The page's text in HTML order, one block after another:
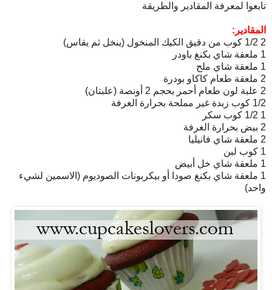
تابعوا لمعرفة المقادير والطريقة
المقادير:
2 1/2 كوب من دقيق الكيك المنخول (ينخل ثم يقاس)
1 ملعقة شاي بكنغ باودر
1 ملعقة شاي ملح
2 ملعقة طعام كاكاو بودرة
2 علبة لون طعام أحمر بحجم 2 أونصة (علبتان)
1/2 كوب زبدة غير مملحة بحرارة الغرفة
1 1/2 كوب سكر
2 بيض بحرارة الغرفة
2 ملعقة شاي فانيليا
1 كوب لبن
1 ملعقة شاي خل أبيض
1 ملعقة شاي بكنغ صودا أو بيكربونات الصوديوم (الاسمين لشيء
واحد)